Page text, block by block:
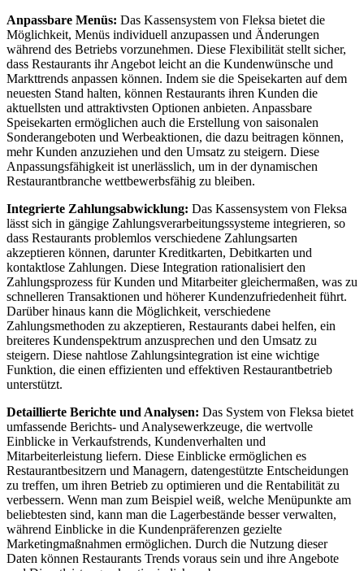
Anpassbare Menüs: Das Kassensystem von Fleksa bietet die
Möglichkeit, Menüs individuell anzupassen und Änderungen
während des Betriebs vorzunehmen. Diese Flexibilität stellt sicher,
dass Restaurants ihr Angebot leicht an die Kundenwünsche und
Markttrends anpassen können. Indem sie die Speisekarten auf dem
neuesten Stand halten, können Restaurants ihren Kunden die
aktuellsten und attraktivsten Optionen anbieten. Anpassbare
Speisekarten ermöglichen auch die Erstellung von saisonalen
Sonderangeboten und Werbeaktionen, die dazu beitragen können,
mehr Kunden anzuziehen und den Umsatz zu steigern. Diese
Anpassungsfähigkeit ist unerlässlich, um in der dynamischen
Restaurantbranche wettbewerbsfähig zu bleiben.
Integrierte Zahlungsabwicklung: Das Kassensystem von Fleksa
lässt sich in gängige Zahlungsverarbeitungssysteme integrieren, so
dass Restaurants problemlos verschiedene Zahlungsarten
akzeptieren können, darunter Kreditkarten, Debitkarten und
kontaktlose Zahlungen. Diese Integration rationalisiert den
Zahlungsprozess für Kunden und Mitarbeiter gleichermaßen, was zu
schnelleren Transaktionen und höherer Kundenzufriedenheit führt.
Darüber hinaus kann die Möglichkeit, verschiedene
Zahlungsmethoden zu akzeptieren, Restaurants dabei helfen, ein
breiteres Kundenspektrum anzusprechen und den Umsatz zu
steigern. Diese nahtlose Zahlungsintegration ist eine wichtige
Funktion, die einen effizienten und effektiven Restaurantbetrieb
unterstützt.
Detaillierte Berichte und Analysen: Das System von Fleksa bietet
umfassende Berichts- und Analysewerkzeuge, die wertvolle
Einblicke in Verkaufstrends, Kundenverhalten und
Mitarbeiterleistung liefern. Diese Einblicke ermöglichen es
Restaurantbesitzern und Managern, datengestützte Entscheidungen
zu treffen, um ihren Betrieb zu optimieren und die Rentabilität zu
verbessern. Wenn man zum Beispiel weiß, welche Menüpunkte am
beliebtesten sind, kann man die Lagerbestände besser verwalten,
während Einblicke in die Kundenpräferenzen gezielte
Marketingmaßnahmen ermöglichen. Durch die Nutzung dieser
Daten können Restaurants Trends voraus sein und ihre Angebote